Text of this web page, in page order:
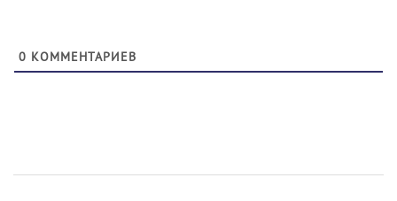
0 КОММЕНТАРИЕВ